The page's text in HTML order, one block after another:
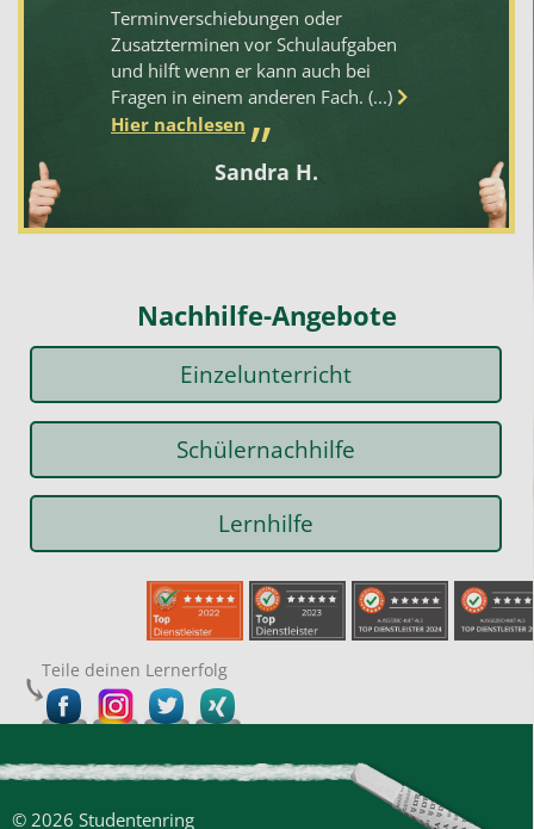
Terminverschiebungen oder
Zusatzterminen vor Schulaufgaben
und hilft wenn er kann auch bei
Fragen in einem anderen Fach. (...)
Hier nachlesen
Sandra H.
Nachhilfe-Angebote
Einzelunterricht
Schülernachhilfe
Lernhilfe
Teile deinen Lernerfolg
© 2026 Studentenring